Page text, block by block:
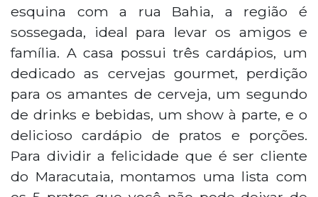
esquina com a rua Bahia, a região é
sossegada, ideal para levar os amigos e
família. A casa possui três cardápios, um
dedicado as cervejas gourmet, perdição
para os amantes de cerveja, um segundo
de drinks e bebidas, um show à parte, e o
delicioso cardápio de pratos e porções.
Para dividir a felicidade que é ser cliente
do Maracutaia, montamos uma lista com